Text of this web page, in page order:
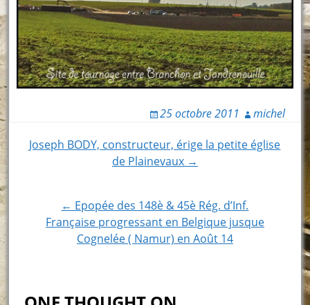
25 octobre 2011 michel
Post
Joseph BODY, constructeur, érige la petite église
de Plainevaux →
← Epopée des 148è & 45è Rég. d’Inf.
Française progressant en Belgique jusque
Cognelée ( Namur) en Août 14